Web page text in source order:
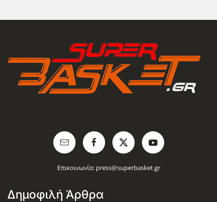
Επικοινωνία: press@superbasket.gr
Δημοφιλή Άρθρα